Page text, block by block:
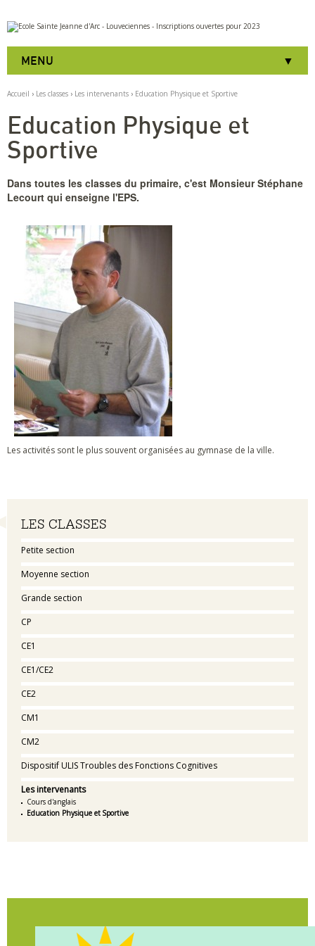
Aller
au
contenu.
à
navigation
Outils
personnels
MENU
Accueil › Les classes › Les intervenants › Education Physique et Sportive
Navigation
LES CLASSES
Petite section
Moyenne section
Grande section
CP
CE1
CE1/CE2
CE2
CM1
CM2
Dispositif ULIS Troubles des Fonctions Cognitives
Les intervenants
Cours d'anglais
Education Physique et Sportive
Education Physique et
Sportive
Dans toutes les classes du primaire, c'est Monsieur Stéphane
Lecourt qui enseigne l'EPS.
Les activités sont le plus souvent organisées au gymnase de la ville.